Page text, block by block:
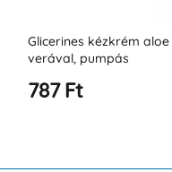
Dermaflora 0% kézkrém
argánolajjal 50 ml
864 Ft